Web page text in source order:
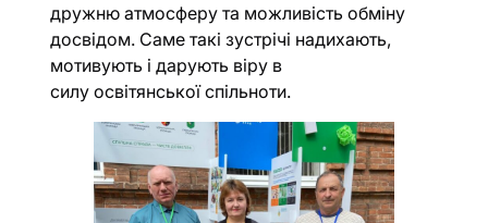
дружню атмосферу та можливість обміну
досвідом. Саме такі зустрічі надихають,
мотивують і дарують віру в
силу освітянської спільноти.